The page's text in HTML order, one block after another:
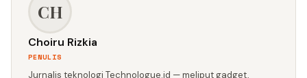
CH
Choiru Rizkia
PENULIS
Jurnalis teknologi Technologue.id — meliput gadget,